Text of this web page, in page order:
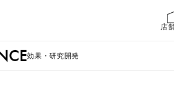
店
効果・研究開発